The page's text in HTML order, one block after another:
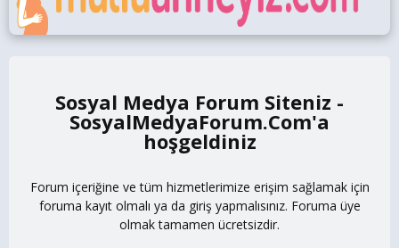
Sosyal Medya Forum Siteniz -
SosyalMedyaForum.Com
Forum içeriğine ve tüm hizmetlerimize erişim sağlamak için
foruma kayıt olmalı ya da giriş yapmalısınız. Foruma üye
olmak tamamen ücretsizdir.